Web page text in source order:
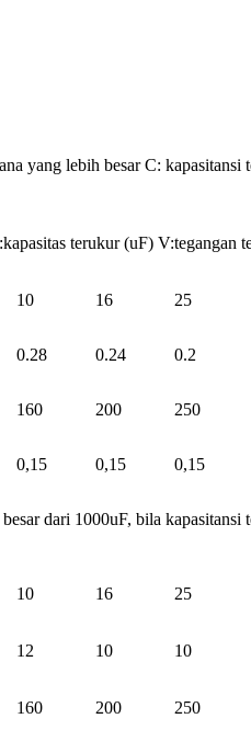
yang lebih besar C: kapasitansi
terukur (uF) V:tegangan
10 16 25
0.28 0.24 0.2
160 200 250
0,15 0,15 0,15
dari 1000uF, bila kapasitansi
10 16 25
12 10 10
160 200 250